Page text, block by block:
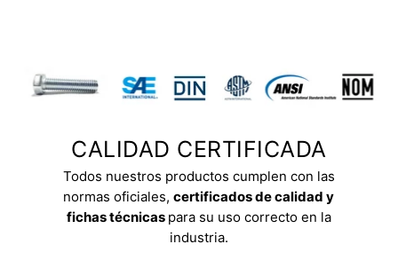
CALIDAD CERTIFICADA
Todos nuestros productos cumplen con las
normas oficiales,certificados de calidad y
fichas técnicas para su uso correcto en la
industria.